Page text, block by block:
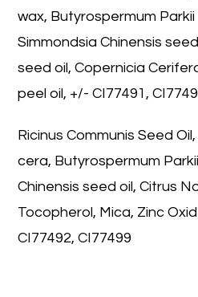
wax, Butyrospermum
Simmondsia Chinensis
seed oil, Copernicia
peel oil, +/- CI77491,
Ricinus Communis Seed
cera, Butyrospermum
Chinensis seed oil, Citrus
Tocopherol, Mica, Zinc
CI77492, CI77499